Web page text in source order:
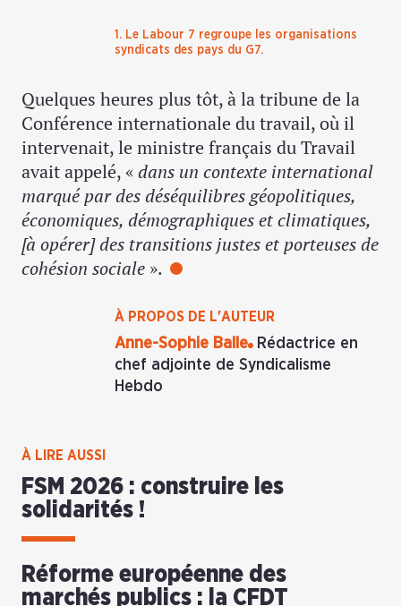
1. Le Labour 7 regroupe les organisations
syndicats des pays du G7.
À PROPOS DE L'AUTEUR
Anne-Sophie Balle
Rédactrice en
chef adjointe de Syndicalisme
Hebdo
Quelques heures plus tôt, à la tribune de la
Conférence internationale du travail, où il
intervenait, le ministre français du Travail
avait appelé, « dans un contexte international
marqué par des déséquilibres géopolitiques,
économiques, démographiques et climatiques,
[à opérer] des transitions justes et porteuses de
cohésion sociale ».
À LIRE AUSSI
FSM 2026 : construire les
solidarités !
Réforme européenne des
marchés publics : la CFDT